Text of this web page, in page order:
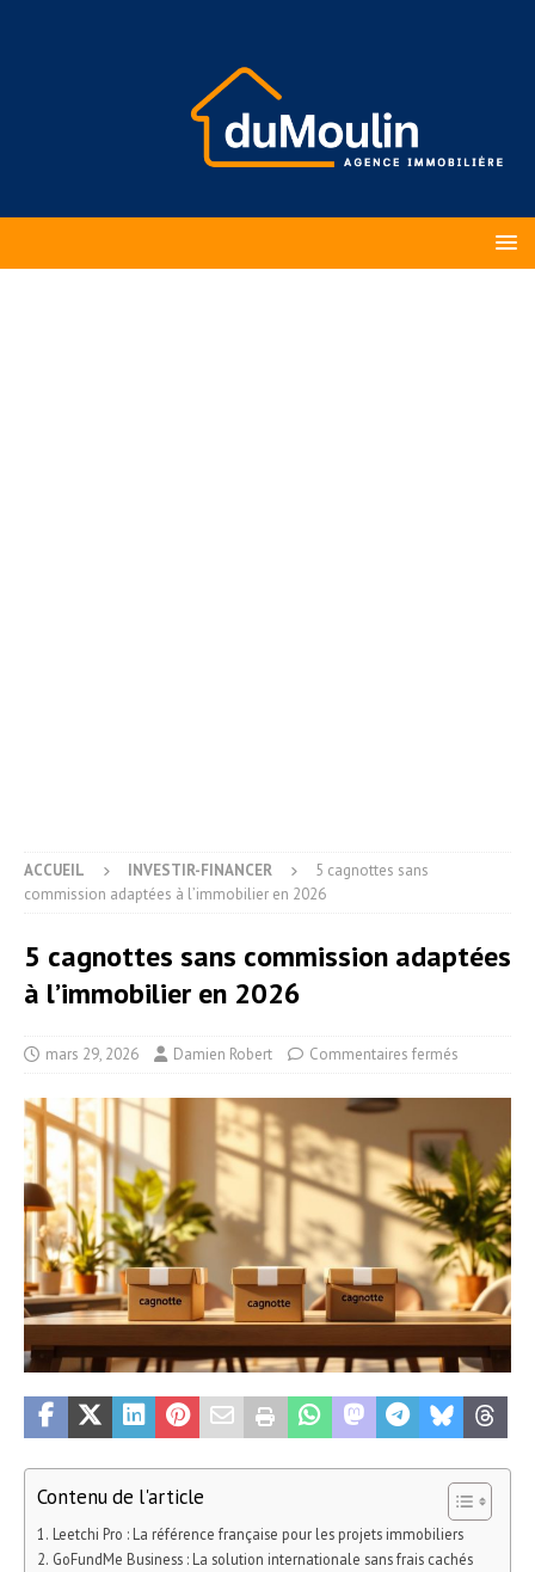
ACCUEIL INVESTIR-FINANCER
5 cagnottes sans
commission adaptées à l’immobilier en 2026
5 cagnottes sans commission adaptées
à l’immobilier en 2026
mars 29, 2026 Damien Robert Commentaires fermés
Contenu de l'article
Leetchi Pro : La référence française pour les projets immobiliers
GoFundMe Business : La solution internationale sans frais cachés